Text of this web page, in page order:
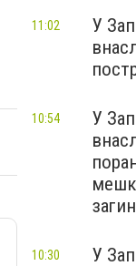
У
11:02
У
10:54
У
10:30